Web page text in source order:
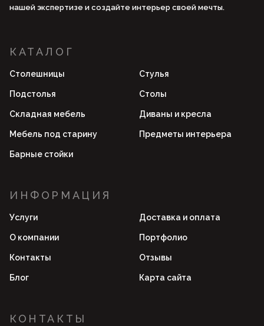
нашей экспертизе и создайте интерьер своей мечты.
КАТАЛОГ
Столешницы Стулья
Подстолья Столы
Складная мебель Диваны и кресла
Мебель под старину Предметы интерьера
Барные стойки
ИНФОРМАЦИЯ
Услуги Доставка и оплата
О компании Портфолио
Контакты Отзывы
Блог Карта сайта
КОНТАКТЫ